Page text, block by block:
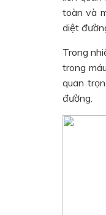
toàn và
diệt
Trong
trong
quan
đường.